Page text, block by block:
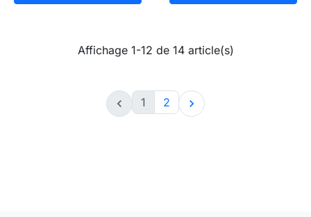
Affichage 1-12 de 14 article(s)
 1 2 